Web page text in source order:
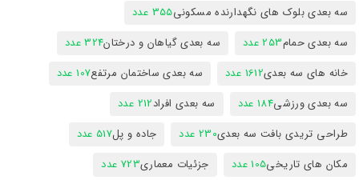
سه بعدی بلوک های نگهدارنده مسکونی355 عدد
سه بعدی حمام253 عدد سه بعدی گیاهان و درختان324 عدد
خانه های سه بعدی1612 عدد سه بعدی ساختمان مرتفع107 عدد
سه بعدی ورزشی184 عدد سه بعدی افراد212 عدد
طراحی تریدی بافت سه بعدی230 عدد جاده و پل517 عدد
مکان های تاریخی105 عدد جزئیات معماری723 عدد